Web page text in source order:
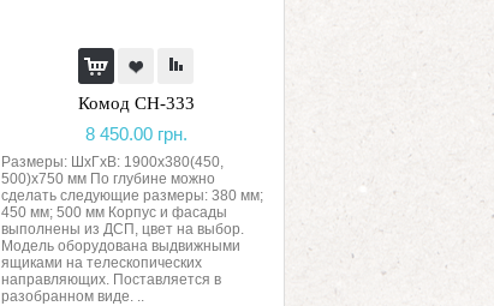
Комод СН-333
8 450.00 грн.
Размеры: ШхГхВ: 1900х380(450,
500)х750 мм По глубине можно
сделать следующие размеры: 380 мм;
450 мм; 500 мм Корпус и фасады
выполнены из ДСП, цвет на выбор.
Модель оборудована выдвижными
ящиками на телескопических
направляющих. Поставляется в
разобранном виде. ..